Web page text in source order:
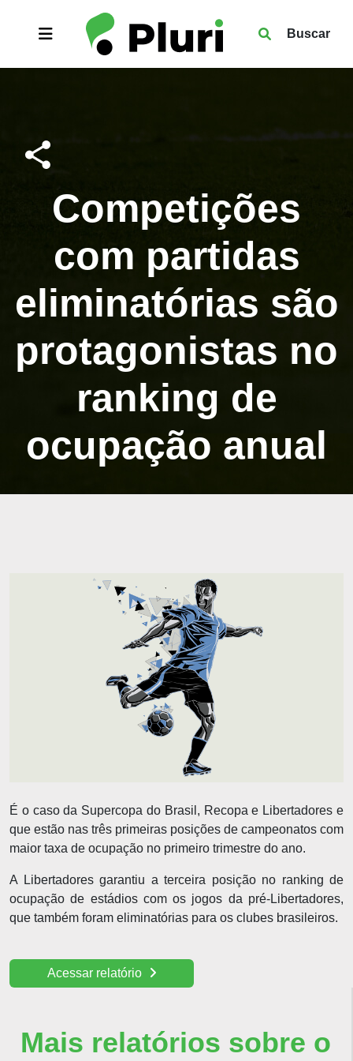
Buscar
Competições
com partidas
eliminatórias são
protagonistas no
ranking de
ocupação anual
É o caso da Supercopa do Brasil, Recopa e Libertadores e
que estão nas três primeiras posições de campeonatos com
maior taxa de ocupação no primeiro trimestre do ano.
A Libertadores garantiu a terceira posição no ranking de
ocupação de estádios com os jogos da pré-Libertadores,
que também foram eliminatórias para os clubes brasileiros.
Acessar relatório
Mais relatórios sobre o